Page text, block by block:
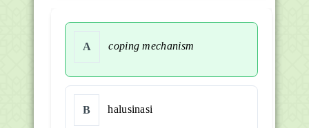
A coping mechanism
B halusinasi